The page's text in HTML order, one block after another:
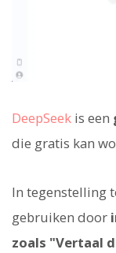
DeepSeek is een
die gratis kan
In tegenstelling
gebruiken door
zoals "Vertaal